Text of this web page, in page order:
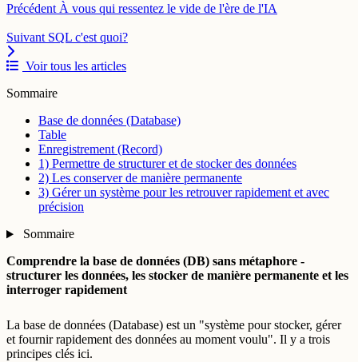
Précédent À vous qui ressentez le vide de l'ère de l'IA
Suivant SQL c'est quoi?
Voir tous les articles
Sommaire
Base de données (Database)
Table
Enregistrement (Record)
1) Permettre de structurer et de stocker des données
2) Les conserver de manière permanente
3) Gérer un système pour les retrouver rapidement et avec
précision
Sommaire
Comprendre la base de données (DB) sans métaphore -
structurer les données, les stocker de manière permanente et les
interroger rapidement
La base de données (Database) est un "système pour stocker, gérer
et fournir rapidement des données au moment voulu". Il y a trois
principes clés ici.